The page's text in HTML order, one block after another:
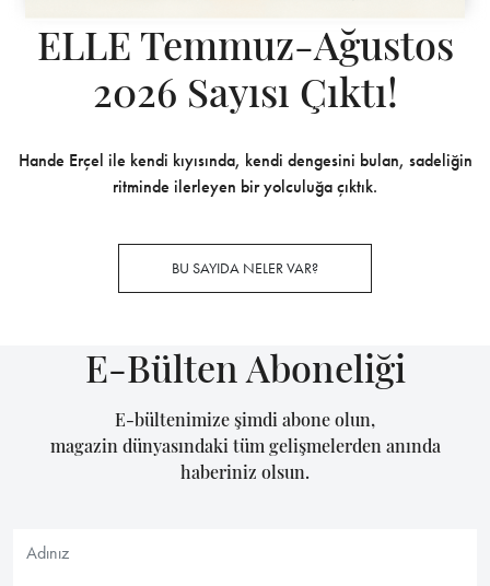
ELLE Temmuz-Ağustos
2026 Sayısı Çıktı!
Hande Erçel ile kendi kıyısında, kendi dengesini bulan, sadeliğin
ritminde ilerleyen bir yolculuğa çıktık.
BU SAYIDA NELER VAR?
E-Bülten Aboneliği
E-bültenimize şimdi abone olun,
magazin dünyasındaki tüm gelişmelerden anında
haberiniz olsun.